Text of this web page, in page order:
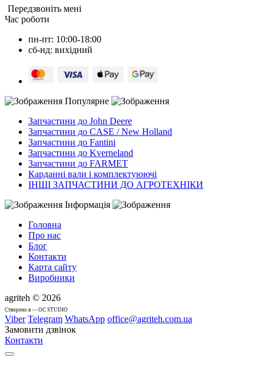
Передзвоніть мені
Час роботи
пн-пт: 10:00-18:00
сб-нд: вихідний
Популярне
Запчастини до John Deere
Запчастини до CASE / New Holland
Запчастини до Fantini
Запчастини до Kverneland
Запчастини до FARMET
Карданні вали і комплектуюючі
ІНШІ ЗАПЧАСТИНИ ДО АГРОТЕХНІКИ
Інформація
Головна
Про нас
Блог
Контакти
Карта сайту
Виробники
agriteh © 2026
Cтворено в — OC STUDIO
Viber Telegram WhatsApp office@agriteh.com.ua
Замовити дзвінок
Контакти